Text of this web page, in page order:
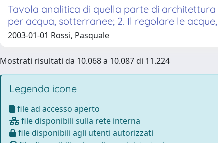
Tavola analitica di quella parte di
per acqua, sotterranee; 2. Il regolare le
2003-01-01 Rossi, Pasquale
Mostrati risultati da 10.068 a 10.087 di 11.224
Legenda icone
file ad accesso aperto
file disponibili sulla rete interna
file disponibili agli utenti autorizzati